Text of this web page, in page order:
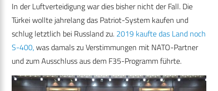
In der Luftverteidigung war dies bisher nicht der Fall. Die
Türkei wollte jahrelang das Patriot-System kaufen und
schlug letztlich bei Russland zu. 2019 kaufte das Land noch
S-400,was damals zu Verstimmungen mit NATO-Partner
und zum Ausschluss aus dem F35-Programm führte.